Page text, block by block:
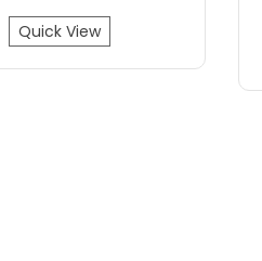
Quick View